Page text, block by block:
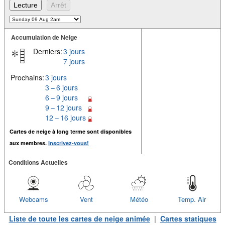
Accumulation de Neige
Derniers:3 jours
7 jours
Prochains:3 jours
3 – 6 jours
6 – 9 jours
9 – 12 jours
12 – 16 jours
Cartes de neige à long terme sont disponibles
aux membres. Inscrivez-vous!
Conditions Actuelles
Temp. Air
Météo
Vent
Webcams
Liste de toute les cartes de neige animée| Cartes statiques